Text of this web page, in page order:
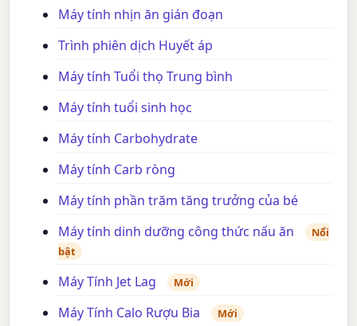
Máy tính nhịn ăn gián đoạn
Trình phiên dịch Huyết áp
Máy tính Tuổi thọ Trung bình
Máy tính tuổi sinh học
Máy tính Carbohydrate
Máy tính Carb ròng
Máy tính phần trăm tăng trưởng của bé
Máy tính dinh dưỡng công thức nấu ăn
Nổi
bật
Máy Tính Jet Lag Mới
Máy Tính Calo Rượu Bia Mới